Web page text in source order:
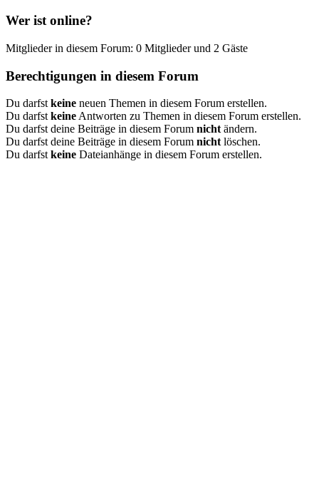
Wer ist online?
Mitglieder in diesem Forum: 0 Mitglieder und 2 Gäste
Berechtigungen in diesem Forum
Du darfst keine neuen Themen in diesem Forum erstellen.
Du darfst keine Antworten zu Themen in diesem Forum erstellen.
Du darfst deine Beiträge in diesem Forum nicht ändern.
Du darfst deine Beiträge in diesem Forum nicht löschen.
Du darfst keine Dateianhänge in diesem Forum erstellen.